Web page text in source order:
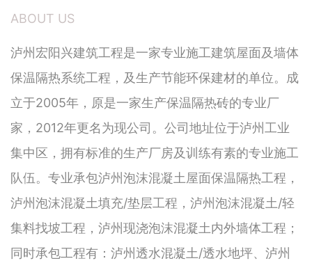
ABOUT US
泸州宏阳兴建筑工程是一家专业施工建筑屋面及墙体
保温隔热系统工程，及生产节能环保建材的单位。成
立于2005年，原是一家生产保温隔热砖的专业厂
家，2012年更名为现公司。公司地址位于泸州工业
集中区，拥有标准的生产厂房及训练有素的专业施工
队伍。专业承包泸州泡沫混凝土屋面保温隔热工程，
泸州泡沫混凝土填充/垫层工程，泸州泡沫混凝土/轻
集料找坡工程，泸州现浇泡沫混凝土内外墙体工程；
同时承包工程有：泸州透水混凝土/透水地坪、泸州